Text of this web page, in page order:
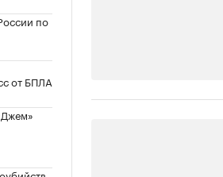
по
от БПЛА